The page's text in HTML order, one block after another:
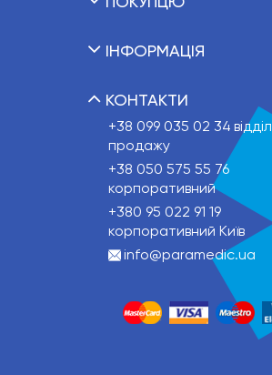
ІНФОРМАЦІЯ
КОНТАКТИ
+38 099 035 02 34 відділ
продажу
+38 050 575 55 76
корпоративний
+380 95 022 91 19
корпоративний Київ
info@paramedic.ua